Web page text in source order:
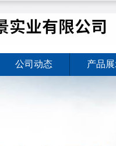
公司动态 产品